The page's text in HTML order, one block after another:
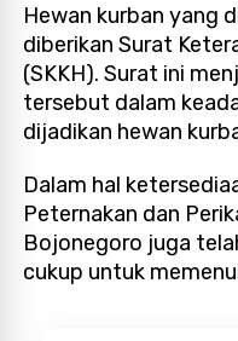
Hewan kurban yang
diberikan Surat
(SKKH). Surat ini
tersebut dalam
dijadikan hewan
Dalam hal
Peternakan dan
Bojonegoro juga
cukup untuk